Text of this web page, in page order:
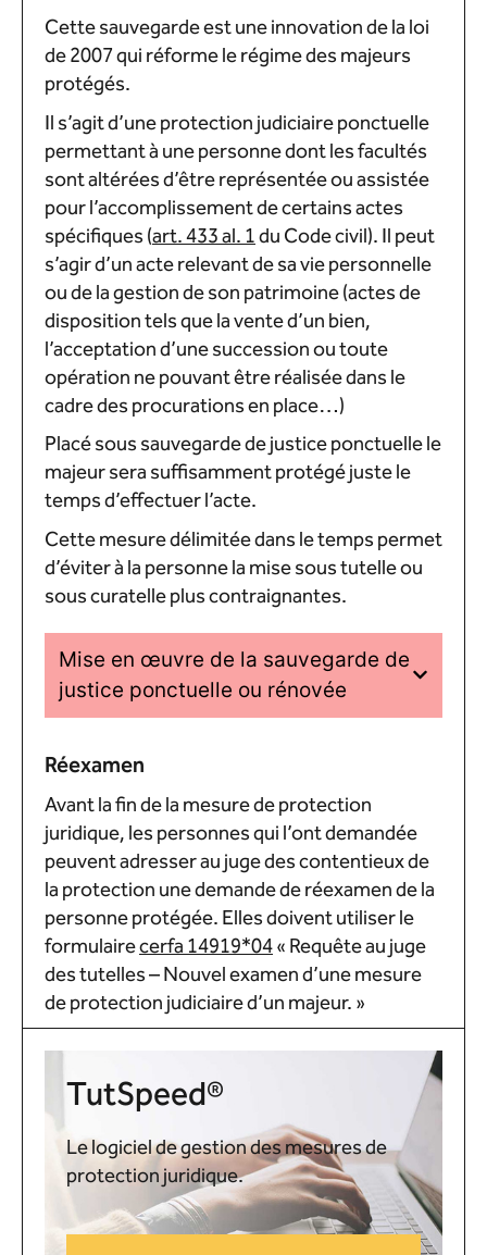
Cette sauvegarde est une innovation de la loi
de 2007 qui réforme le régime des majeurs
protégés.
Il s’agit d’une protection judiciaire ponctuelle
permettant à une personne dont les facultés
sont altérées d’être représentée ou assistée
pour l’accomplissement de certains actes
spécifiques (art. 433 al. 1du Code civil). Il peut
s’agir d’un acte relevant de sa vie personnelle
ou de la gestion de son patrimoine (actes de
disposition tels que la vente d’un bien,
l’acceptation d’une succession ou toute
opération ne pouvant être réalisée dans le
cadre des procurations en place…)
Placé sous sauvegarde de justice ponctuelle le
majeur sera suffisamment protégé juste le
temps d’effectuer l’acte.
Cette mesure délimitée dans le temps permet
d’éviter à la personne la mise sous tutelle ou
sous curatelle plus contraignantes.
Mise en œuvre de la sauvegarde de
justice ponctuelle ou rénovée
Réexamen
Avant la fin de la mesure de protection
juridique, les personnes qui l’ont demandée
peuvent adresser au juge des contentieux de
la protection une demande de réexamen de la
personne protégée. Elles doivent utiliser le
formulairecerfa 14919*04« Requête au juge
des tutelles – Nouvel examen d’une mesure
de protection judiciaire d’un majeur. »
TutSpeed®
Le logiciel de gestion des mesures de
protection juridique.